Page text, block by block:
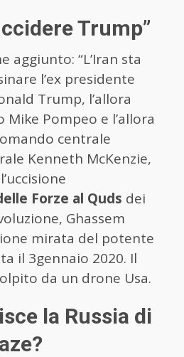
Trump”
aggiunto: “L’Iran sta
l’ex presidente
Trump, l’allora
Pompeo e l’allora
centrale
Kenneth McKenzie,
Forze al Quds dei
Ghassem
mirata del potente
il 3gennaio 2020. Il
da un drone Usa.
la Russia di